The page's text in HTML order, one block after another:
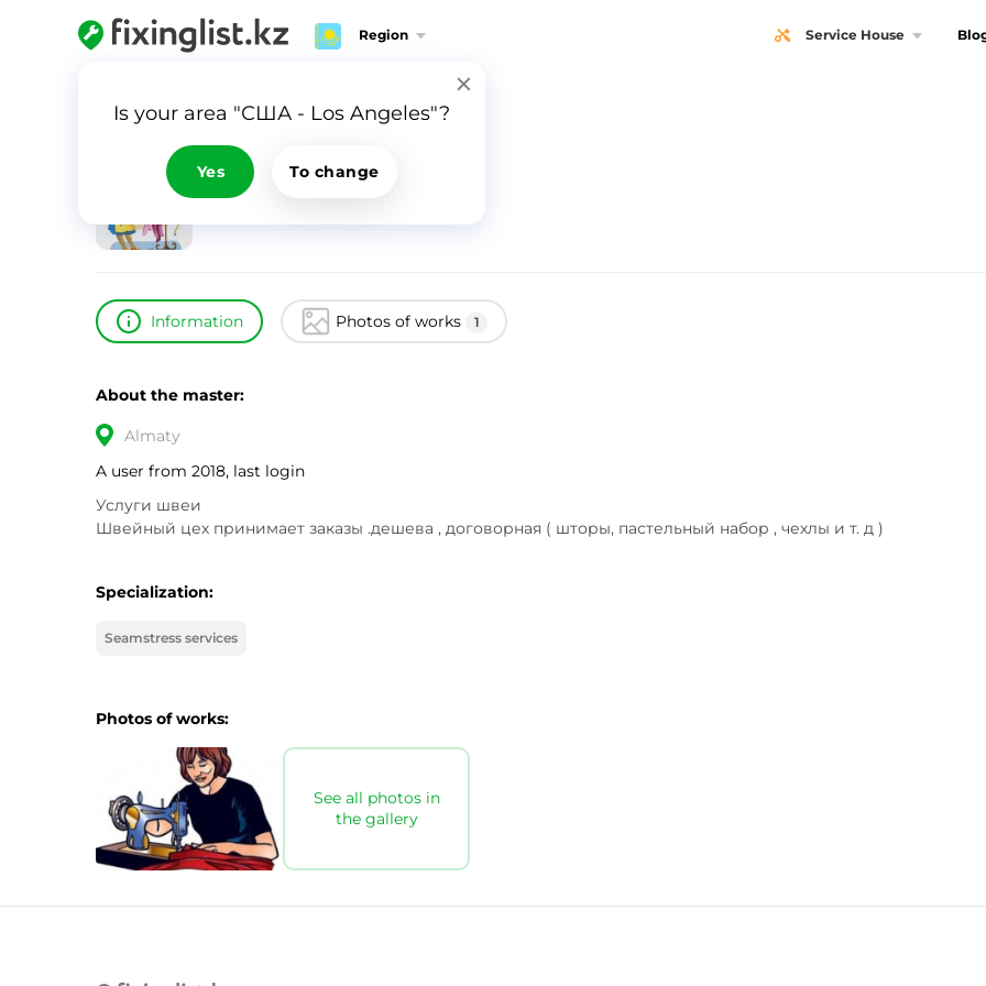
Region Service House
Is your area "США - Los Angeles"?
Yes To change
16405
Information Photos of works 1
About the master:
Almaty
A user from 2018, last login
Услуги швеи
Швейный цех принимает заказы .дешева , договорная ( шторы, пастельный набор , чехлы и т. д )
Specialization:
Seamstress services
Photos of works:
See all photos in
the gallery